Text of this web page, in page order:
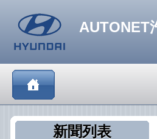
AUTONET
新聞列表